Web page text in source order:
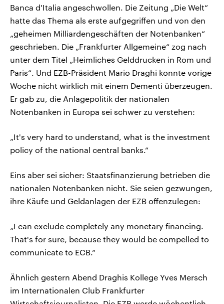
Banca d'Italia angeschwollen. Die Zeitung „Die Welt“
hatte das Thema als erste aufgegriffen und von den
„geheimen Milliardengeschäften der Notenbanken“
geschrieben. Die „Frankfurter Allgemeine“ zog nach
unter dem Titel „Heimliches Gelddrucken in Rom und
Paris“. Und EZB-Präsident Mario Draghi konnte vorige
Woche nicht wirklich mit einem Dementi überzeugen.
Er gab zu, die Anlagepolitik der nationalen
Notenbanken in Europa sei schwer zu verstehen:
„It's very hard to understand, what is the investment
policy of the national central banks.“
Eins aber sei sicher: Staatsfinanzierung betrieben die
nationalen Notenbanken nicht. Sie seien gezwungen,
ihre Käufe und Geldanlagen der EZB offenzulegen:
„I can exclude completely any monetary financing.
That's for sure, because they would be compelled to
communicate to ECB.“
Ähnlich gestern Abend Draghis Kollege Yves Mersch
im Internationalen Club Frankfurter